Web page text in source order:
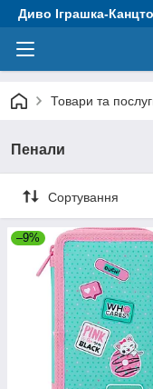
Диво Іграшка-
Товари та
Пенали
Сортування
–9%